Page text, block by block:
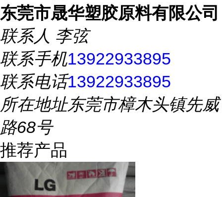
东莞市晟华塑胶原料有限公司
联系人 李弦
联系手机13922933895
联系电话13922933895
所在地址东莞市樟木头镇先威
路68号
推荐产品